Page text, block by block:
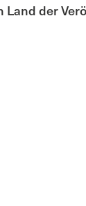
Land der